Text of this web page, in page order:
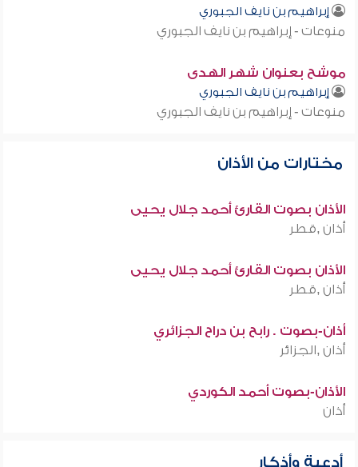
إبراهيم بن نايف الجبوري
منوعات - إبراهيم بن نايف الجبوري
موشح بعنوان شهر الهدى
إبراهيم بن نايف الجبوري
منوعات - إبراهيم بن نايف الجبوري
مختارات من الأذان
الأذان بصوت القارئ أحمد جلال يحيى
أذان ,قطر
الأذان بصوت القارئ أحمد جلال يحيى
أذان ,قطر
أذان-بصوت . رابح بن دراح الجزائري
أذان ,الجزائر
الأذان-بصوت أحمد الكوردي
أذان
أدعية وأذكار